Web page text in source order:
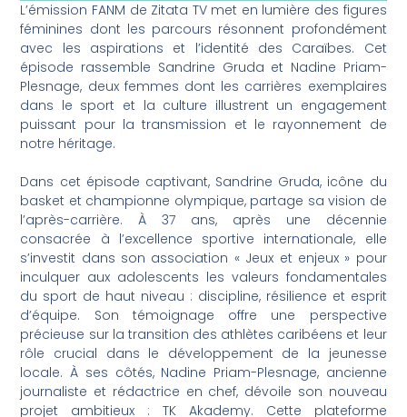
L’émission FANM de Zitata TV met en lumière des figures
féminines dont les parcours résonnent profondément
avec les aspirations et l’identité des Caraïbes. Cet
épisode rassemble Sandrine Gruda et Nadine Priam-
Plesnage, deux femmes dont les carrières exemplaires
dans le sport et la culture illustrent un engagement
puissant pour la transmission et le rayonnement de
notre héritage.
Dans cet épisode captivant, Sandrine Gruda, icône du
basket et championne olympique, partage sa vision de
l’après-carrière. À 37 ans, après une décennie
consacrée à l’excellence sportive internationale, elle
s’investit dans son association « Jeux et enjeux » pour
inculquer aux adolescents les valeurs fondamentales
du sport de haut niveau : discipline, résilience et esprit
d’équipe. Son témoignage offre une perspective
précieuse sur la transition des athlètes caribéens et leur
rôle crucial dans le développement de la jeunesse
locale. À ses côtés, Nadine Priam-Plesnage, ancienne
journaliste et rédactrice en chef, dévoile son nouveau
projet ambitieux : TK Akademy. Cette plateforme